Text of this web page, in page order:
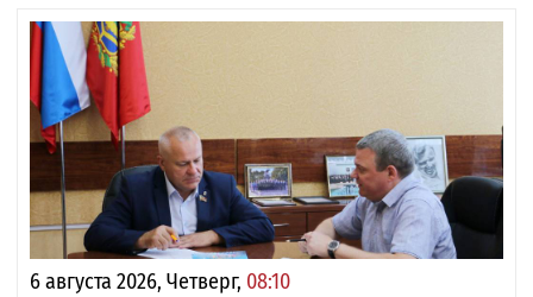
6 августа 2026, Четверг, 08:10